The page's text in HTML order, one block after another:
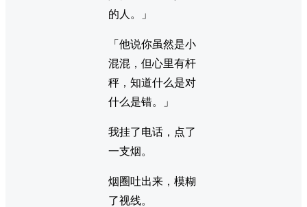
的人。」
「他说你虽然是小
混混，但心里有杆
秤，知道什么是对
什么是错。」
我挂了电话，点了
一支烟。
烟圈吐出来，模糊
了视线。